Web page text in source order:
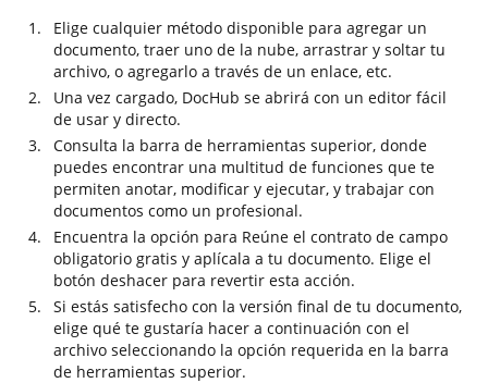
Elige cualquier método disponible para agregar un
documento, traer uno de la nube, arrastrar y soltar tu
archivo, o agregarlo a través de un enlace, etc.
Una vez cargado, DocHub se abrirá con un editor fácil
de usar y directo.
Consulta la barra de herramientas superior, donde
puedes encontrar una multitud de funciones que te
permiten anotar, modificar y ejecutar, y trabajar con
documentos como un profesional.
Encuentra la opción para Reúne el contrato de campo
obligatorio gratis y aplícala a tu documento. Elige el
botón deshacer para revertir esta acción.
Si estás satisfecho con la versión final de tu documento,
elige qué te gustaría hacer a continuación con el
archivo seleccionando la opción requerida en la barra
de herramientas superior.